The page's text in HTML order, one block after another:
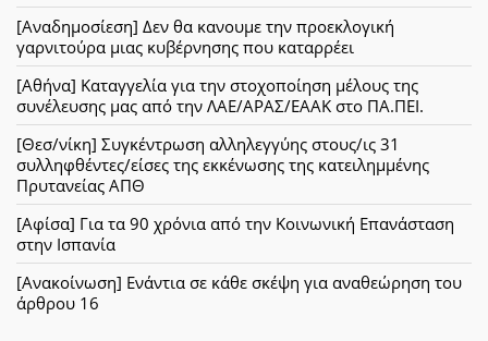
[Αναδημοσίεση] Δεν θα κανουμε την προεκλογική
γαρνιτούρα μιας κυβέρνησης που καταρρέει
[Αθήνα] Καταγγελία για την στοχοποίηση μέλους της
συνέλευσης μας από την ΛΑΕ/ΑΡΑΣ/ΕΑΑΚ στο ΠΑ.ΠΕΙ.
[Θεσ/νίκη] Συγκέντρωση αλληλεγγύης στους/ις 31
συλληφθέντες/είσες της εκκένωσης της κατειλημμένης
Πρυτανείας ΑΠΘ
[Αφίσα] Για τα 90 χρόνια από την Κοινωνική Επανάσταση
στην Ισπανία
[Ανακοίνωση] Ενάντια σε κάθε σκέψη για αναθεώρηση του
άρθρου 16